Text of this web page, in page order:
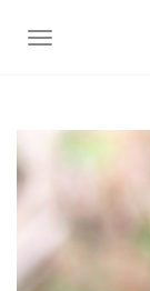
AFFICHER/